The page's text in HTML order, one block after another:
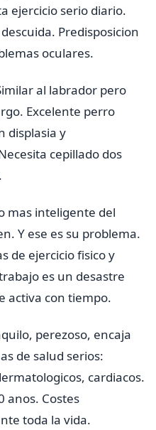
ejercicio serio diario.
Predisposicion
oculares.
al labrador pero
Excelente perro
displasia y
cepillado dos
mas inteligente del
Y ese es su problema.
de ejercicio fisico y
es un desastre
activa con tiempo.
perezoso, encaja
de salud serios:
cardiacos.
anos. Costes
toda la vida.